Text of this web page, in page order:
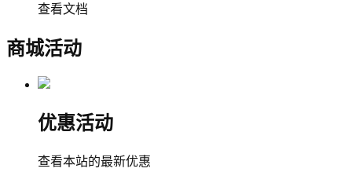
查看文档
商城活动
优惠活动
查看本站的最新优惠